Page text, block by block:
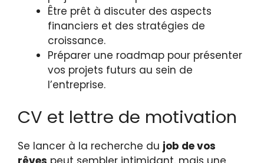
Être prêt à discuter des aspects
financiers et des stratégies de
croissance.
Préparer une roadmap pour présenter
vos projets futurs au sein de
l’entreprise.
CV et lettre de motivation
Se lancer à la recherche du job de vos